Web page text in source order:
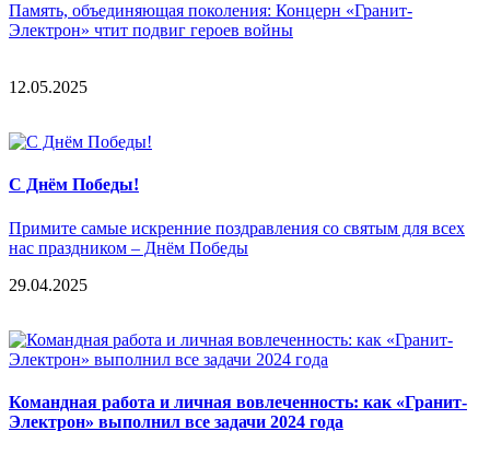
Память, объединяющая поколения: Концерн «Гранит-
Электрон» чтит подвиг героев войны
12.05.2025
C Днём Победы!
Примите самые искренние поздравления со святым для всех
нас праздником – Днём Победы
29.04.2025
Командная работа и личная вовлеченность: как «Гранит-
Электрон» выполнил все задачи 2024 года